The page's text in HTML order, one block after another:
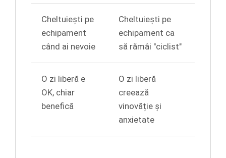
Cheltuiești pe
echipament
când ai nevoie
Cheltuiești pe
echipament ca
să rămâi "ciclist"
O zi liberă e
OK, chiar
benefică
O zi liberă
creează
vinovăție și
anxietate